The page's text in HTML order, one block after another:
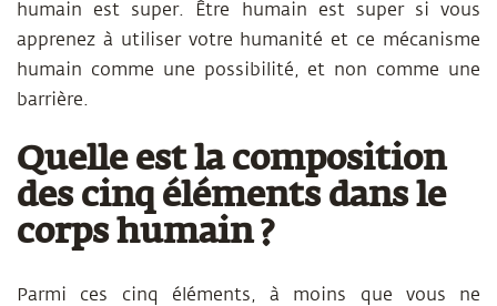
humain est super. Être humain est supersi vous
apprenez à utiliser votre humanité et ce mécanisme
humain comme une possibilité, et non comme une
barrière.
Quelle est la composition
des cinq éléments dans le
corps humain ?
Parmi ces cinq éléments, à moins que vous ne